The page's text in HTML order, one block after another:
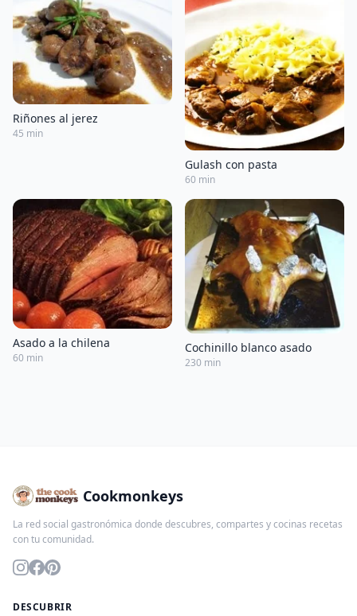
Riñones al jerez
45 min
Gulash con pasta
60 min
Asado a la chilena
60 min
Cochinillo blanco asado
230 min
Cookmonkeys
La red social gastronómica donde descubres, compartes y cocinas recetas
con tu comunidad.
DESCUBRIR